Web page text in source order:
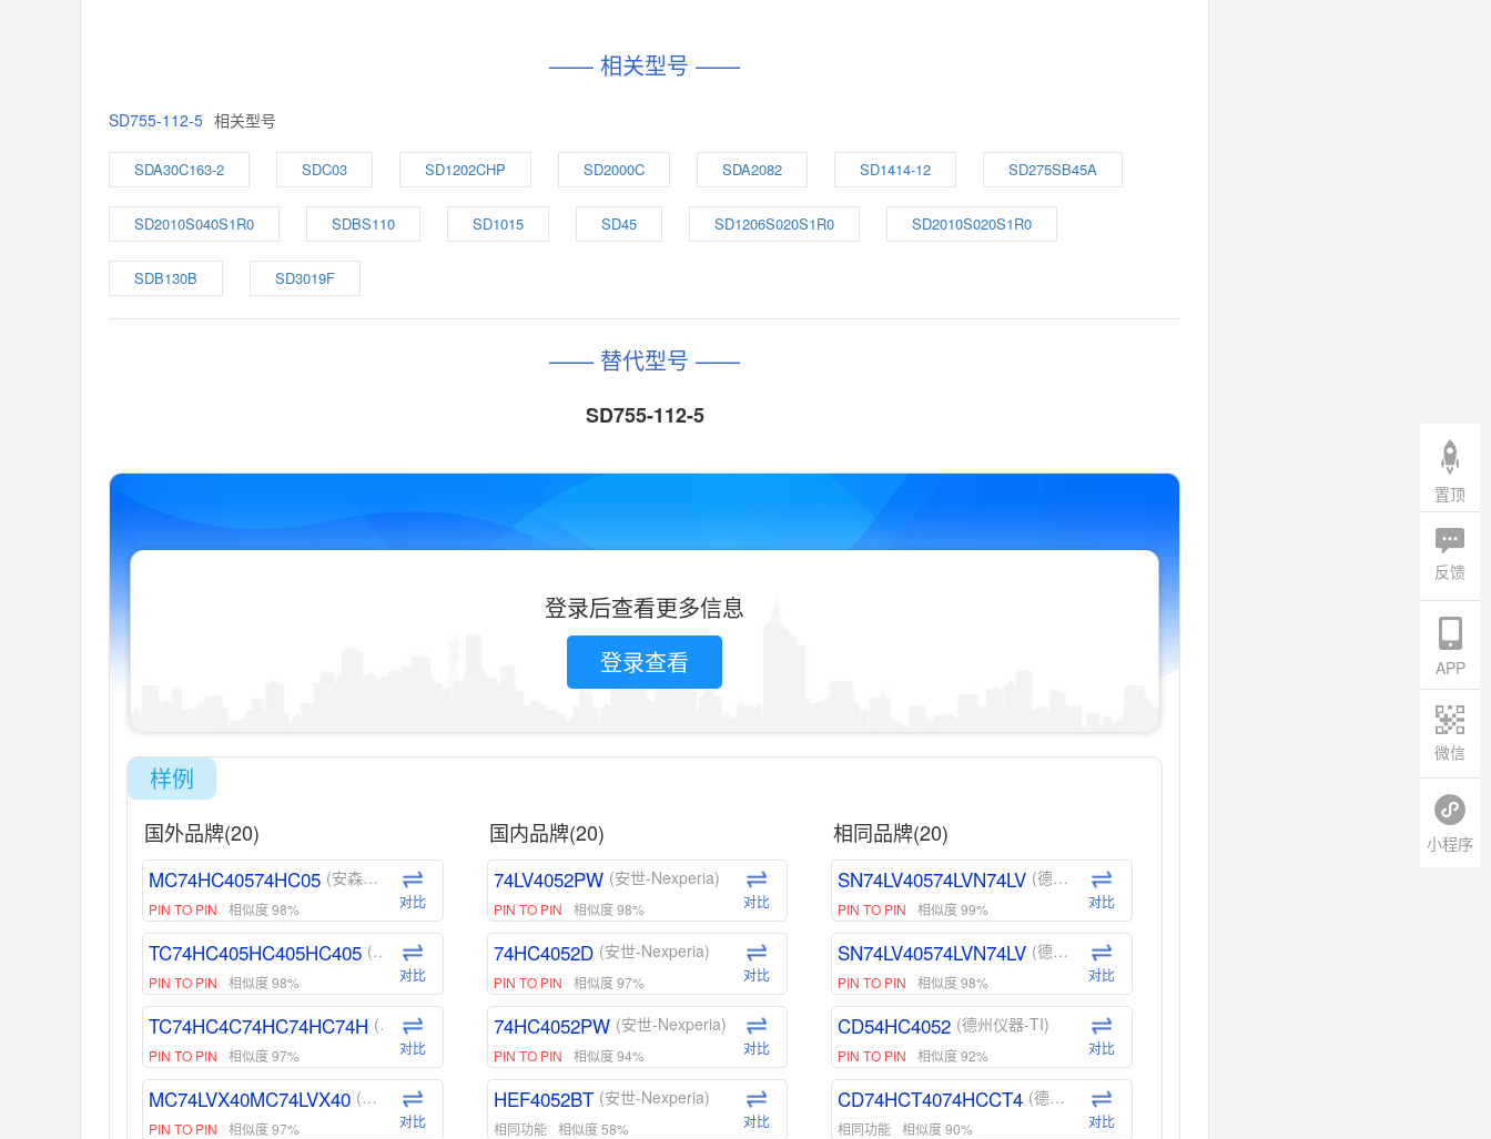
—— 相关型号 ——
SD755-112-5 相关型号
SDA30C163-2 SDC03 SD1202CHP SD2000C SDA2082 SD1414-12 SD275SB45A
SD2010S040S1R0 SDBS110 SD1015 SD45 SD1206S020S1R0 SD2010S020S1R0
SDB130B SD3019F
—— 替代型号 ——
SD755-112-5
登录后查看更多信息
登录查看
样例
国外品牌(20)
MC74HC40574HC05 (安森美-ON)
PIN TO PIN 相似度 98% 对比
TC74HC405HC405HC405 (东芝-Toshiba)
PIN TO PIN 相似度 98% 对比
TC74HC4C74HC74HC74H (东芝-Toshiba)
PIN TO PIN 相似度 97% 对比
MC74LVX40MC74LVX40 (安森美-ON)
PIN TO PIN 相似度 97% 对比
国内品牌(20)
74LV4052PW (安世-Nexperia)
PIN TO PIN 相似度 98% 对比
74HC4052D (安世-Nexperia)
PIN TO PIN 相似度 97% 对比
74HC4052PW (安世-Nexperia)
PIN TO PIN 相似度 94% 对比
HEF4052BT (安世-Nexperia)
相同功能 相似度 58% 对比
相同品牌(20)
SN74LV40574LVN74LV (德州仪器-TI)
PIN TO PIN 相似度 99% 对比
SN74LV40574LVN74LV (德州仪器-TI)
PIN TO PIN 相似度 98% 对比
CD54HC4052 (德州仪器-TI)
PIN TO PIN 相似度 92% 对比
CD74HCT4074HCCT4 (德州仪器-TI)
相同功能 相似度 90% 对比
置顶
反馈
APP
微信
小程序